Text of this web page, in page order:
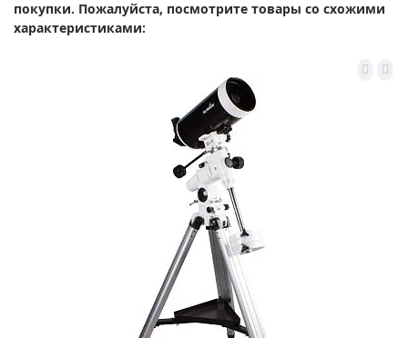
покупки. Пожалуйста, посмотрите товары со схожими
характеристиками: